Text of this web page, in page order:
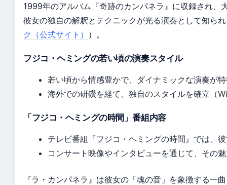
1999年のアルバム『奇跡のカンパネラ』に収録され、
彼女の独自の解釈とテクニックが光る演奏として知ら
ク（公式サイト） ）。
フジコ・ヘミングの若い頃の演奏スタイル
若い頃から情感豊かで、ダイナミックな演奏が
海外での研鑽を経て、独自のスタイルを確立（
「フジコ・ヘミングの時間」番組内容
テレビ番組『フジコ・ヘミングの時間』では、
コンサート映像やインタビューを通じて、その
『ラ・カンパネラ』は彼女の「魂の音」を象徴する一